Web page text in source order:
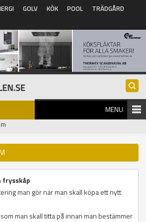
GOLV KÖK POOL
TRÄDGÅRD
MENU
frysskåp
man gör när man skall köpa ett nytt
man skall titta på innan man bestämmer